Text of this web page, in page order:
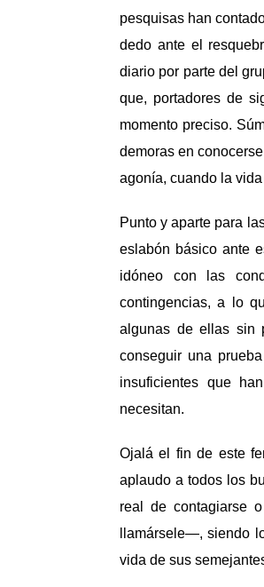
pesquisas han
dedo ante el
diario por parte del
que, portadores de
momento preciso.
demoras en
agonía, cuando la
Punto y aparte para
eslabón básico ante
idóneo con las
contingencias, a lo
algunas de ellas sin
conseguir una
insuficientes que
necesitan.
Ojalá el fin de este
aplaudo a todos los
real de contagiarse
llamársele—, siendo
vida de sus